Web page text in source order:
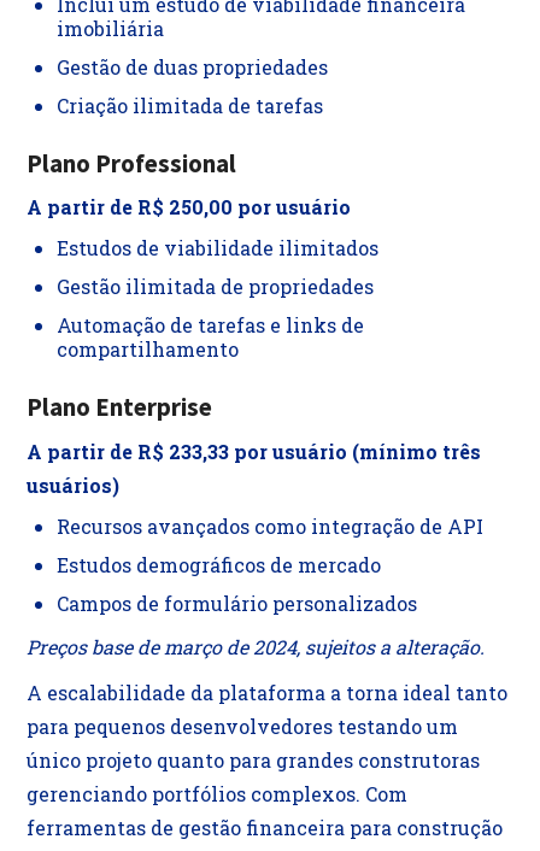
imobiliária
Gestão de duas propriedades
Criação ilimitada de tarefas
Plano Professional
A partir de R$ 250,00 por usuário
Estudos de viabilidade ilimitados
Gestão ilimitada de propriedades
Automação de tarefas e links de
compartilhamento
Plano Enterprise
A partir de R$ 233,33 por usuário (mínimo três
usuários)
Recursos avançados como integração de API
Estudos demográficos de mercado
Campos de formulário personalizados
Preços base de março de 2024, sujeitos a alteração.
A escalabilidade da plataforma a torna ideal tanto
para pequenos desenvolvedores testando um
único projeto quanto para grandes construtoras
gerenciando portfólios complexos. Com
ferramentas de gestão financeira para construção